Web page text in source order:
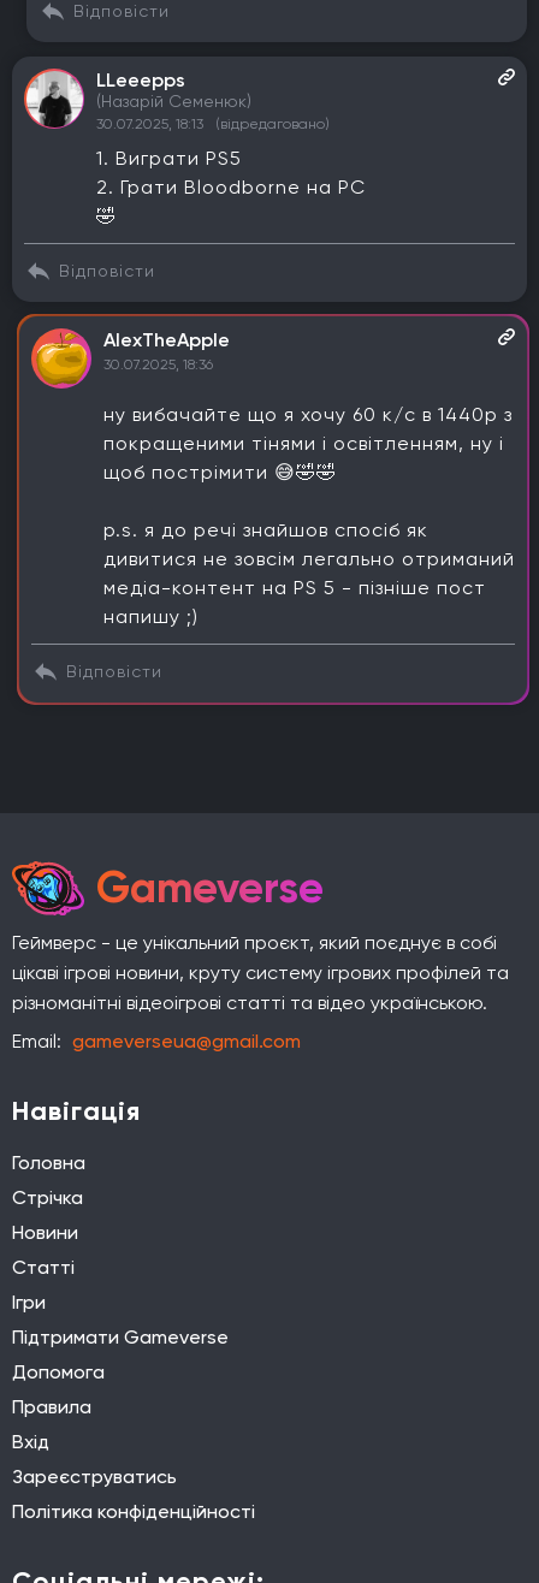
Відповісти
LLeeepps
(Назарій Семенюк)
30.07.2025, 18:13 (відредаговано)
1. Виграти PS5
2. Грати Bloodborne на PC
🤣
Відповісти
AlexTheApple
30.07.2025, 18:36
ну вибачайте що я хочу 60 к/с в 1440р з
покращеними тінями і освітленням, ну і
щоб пострімити 😅🤣🤣
p.s. я до речі знайшов спосіб як
дивитися не зовсім легально отриманий
медіа-контент на PS 5 - пізніше пост
Відповісти
Gameverse
Геймверс - це унікальний проєкт, який поєднує в собі
цікаві ігрові новини, круту систему ігрових профілей та
різноманітні відеоігрові статті та відео українською.
Email: gameverseua@gmail.com
Навігація
Головна
Стрічка
Новини
Статті
Ігри
Підтримати Gameverse
Допомога
Правила
Вхід
Зареєструватись
Політика конфіденційності